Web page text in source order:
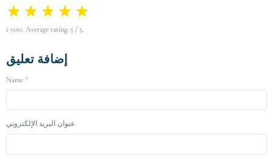
★ ★ ★ ★ ★
1 vote. Average rating: 5 / 5.
إضافة تعليق
Name
عنوان البريد الإلكتروني